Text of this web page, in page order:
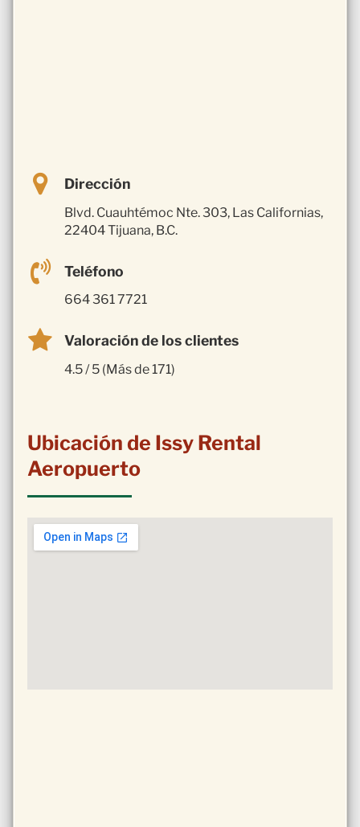
Dirección
Blvd. Cuauhtémoc Nte. 303, Las Californias,
22404 Tijuana, B.C.
Teléfono
664 361 7721
Valoración de los clientes
4.5 / 5 (Más de 171)
Ubicación de Issy Rental
Aeropuerto